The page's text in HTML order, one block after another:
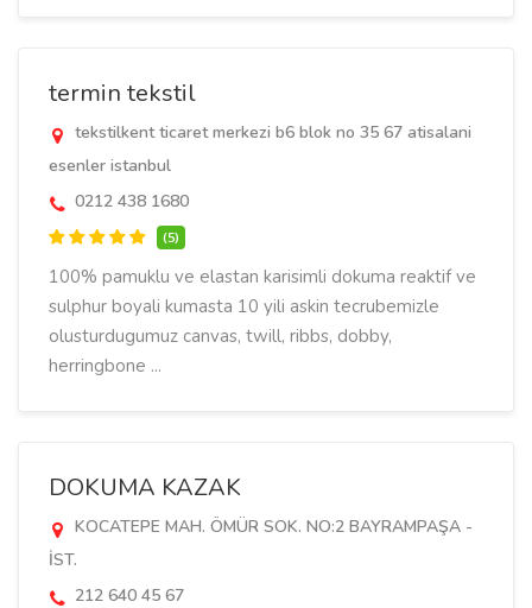
termin tekstil
tekstilkent ticaret merkezi b6 blok no 35 67 atisalani
esenler istanbul
0212 438 1680
(5)
100% pamuklu ve elastan karisimli dokuma reaktif ve
sulphur boyali kumasta 10 yili askin tecrubemizle
olusturdugumuz canvas, twill, ribbs, dobby,
herringbone ...
DOKUMA KAZAK
KOCATEPE MAH. ÖMÜR SOK. NO:2 BAYRAMPAŞA -
İST.
212 640 45 67